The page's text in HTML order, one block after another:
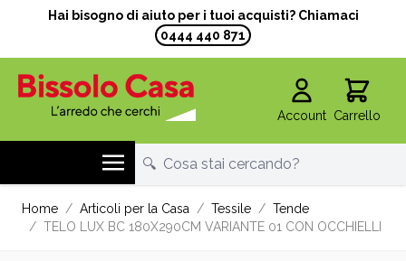
Hai bisogno di aiuto per i tuoi acquisti? Chiamaci
0444 440 871
Account Carrello
Home / Articoli per la Casa / Tessile / Tende
/ TELO LUX BC 180X290CM VARIANTE 01 CON OCCHIELLI